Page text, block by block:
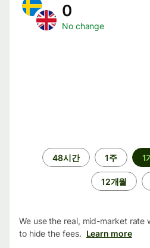
0
No change
48시간 1주 1
12개월
We use the real, mid-market rate
to hide the fees. Learn more